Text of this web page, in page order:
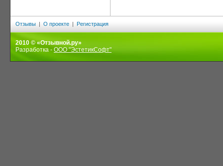
Отзывы | О проекте | Регистрация
2010 © «Отзывной.ру»
Разработка - ООО "ЭстетикСофт"